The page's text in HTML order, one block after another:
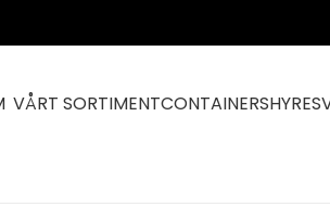
VÅRT SORTIMENTCONTAINERS